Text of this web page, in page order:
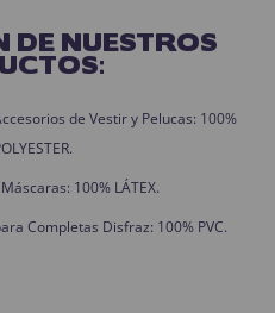
DE NUESTROS
de Vestir y Pelucas: 100%
100% LÁTEX.
Completas Disfraz: 100% PVC.